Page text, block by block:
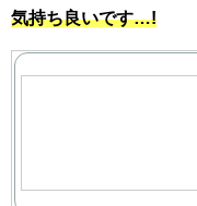
気持ち良いです…!